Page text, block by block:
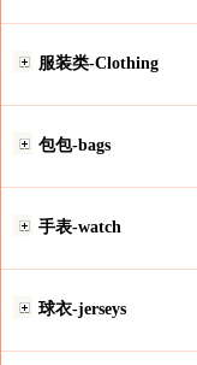
服装类-Clothing
包包-bags
手表-watch
球衣-jerseys